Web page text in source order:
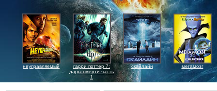
неуправляемый
гарри поттер 7:
дары смерти часть
1
скайлайн мегамозг